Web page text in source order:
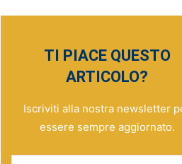
TI PIACE QUESTO
ARTICOLO?
Iscriviti alla nostra newsletter
essere sempre aggiornato.